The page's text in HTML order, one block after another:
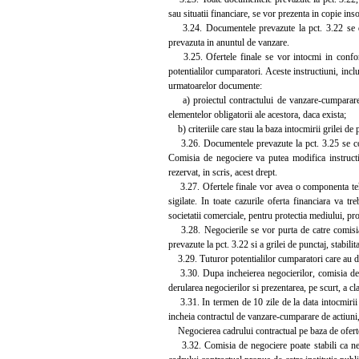
sau situatii financiare, se vor prezenta in copie
3.24. Documentele prevazute la pct. 3.22 se
prevazuta in anuntul de vanzare.
3.25. Ofertele finale se vor intocmi in
potentialilor cumparatori. Aceste instructiuni,
urmatoarelor documente:
a) proiectul contractului de vanzare-
elementelor obligatorii ale acestora, daca exista;
b) criteriile care stau la baza intocmirii grilei de
3.26. Documentele prevazute la pct. 3.25 se
Comisia de negociere va putea modifica
rezervat, in scris, acest drept.
3.27. Ofertele finale vor avea o componenta
sigilate. In toate cazurile oferta financiara va
societatii comerciale, pentru protectia mediului,
3.28. Negocierile se vor purta de catre
prevazute la pct. 3.22 si a grilei de punctaj,
3.29. Tuturor potentialilor cumparatori care au
3.30. Dupa incheierea negocierilor, comisia
derularea negocierilor si prezentarea, pe scurt, a
3.31. In termen de 10 zile de la data intocmirii
incheia contractul de vanzare-cumparare de
Negocierea cadrului contractual pe baza de
3.32. Comisia de negociere poate stabili ca